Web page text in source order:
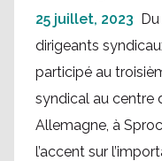
25 juillet, 2023
dirigeants
participé au
syndical au centre
Allemagne, à
l’accent sur